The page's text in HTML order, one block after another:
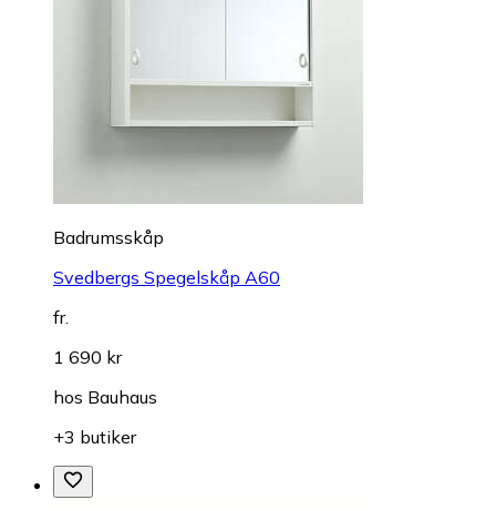
Badrumsskåp
Svedbergs Spegelskåp A60
fr.
1 690 kr
hos Bauhaus
+3 butiker